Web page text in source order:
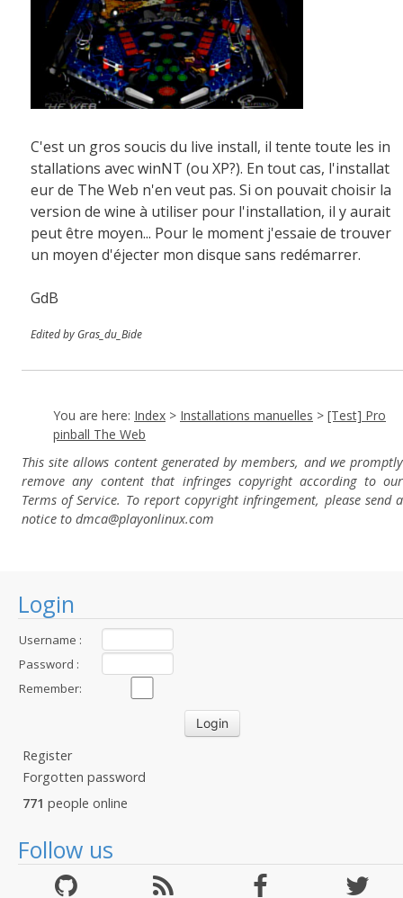
Login
Username :
Password :
Remember:
Register
Forgotten password
771 people online
Follow us
C'est un gros soucis du live install, il tente toute les in
stallations avec winNT (ou XP?). En tout cas, l'installat
eur de The Web n'en veut pas. Si on pouvait choisir la
version de wine à utiliser pour l'installation, il y aurait
peut être moyen... Pour le moment j'essaie de trouver
un moyen d'éjecter mon disque sans redémarrer.
GdB
Edited by Gras_du_Bide
You are here: Index > Installations manuelles > [Test] Pro
pinball The Web
This site allows content generated by members, and we promptly
remove any content that infringes copyright according to our
Terms of Service. To report copyright infringement, please send a
notice to dmca@playonlinux.com